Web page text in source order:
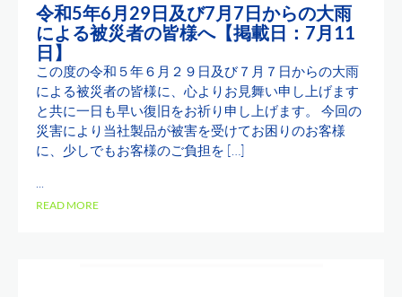
令和5年6月29日及び7月7日からの大雨
による被災者の皆様へ【掲載日：7月11
日】
この度の令和５年６月２９日及び７月７日からの大雨
による被災者の皆様に、心よりお見舞い申し上げます
と共に一日も早い復旧をお祈り申し上げます。 今回の
災害により当社製品が被害を受けてお困りのお客様
に、少しでもお客様のご負担を […]
...
READ MORE